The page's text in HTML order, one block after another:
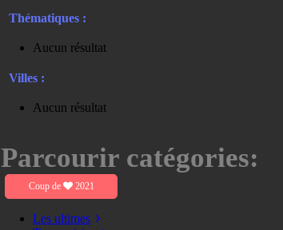
Thématiques :
Aucun résultat
Villes :
Aucun résultat
Parcourir catégories:
Coup de 2021
Les ultimes